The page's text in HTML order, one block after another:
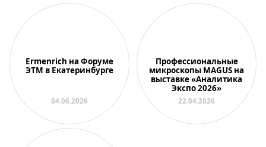
Ermenrich на Форуме
ЭТМ в Екатеринбурге
04.06.2026
Профессиональные
микроскопы MAGUS на
выставке «Аналитика
Экспо 2026»
22.04.2026